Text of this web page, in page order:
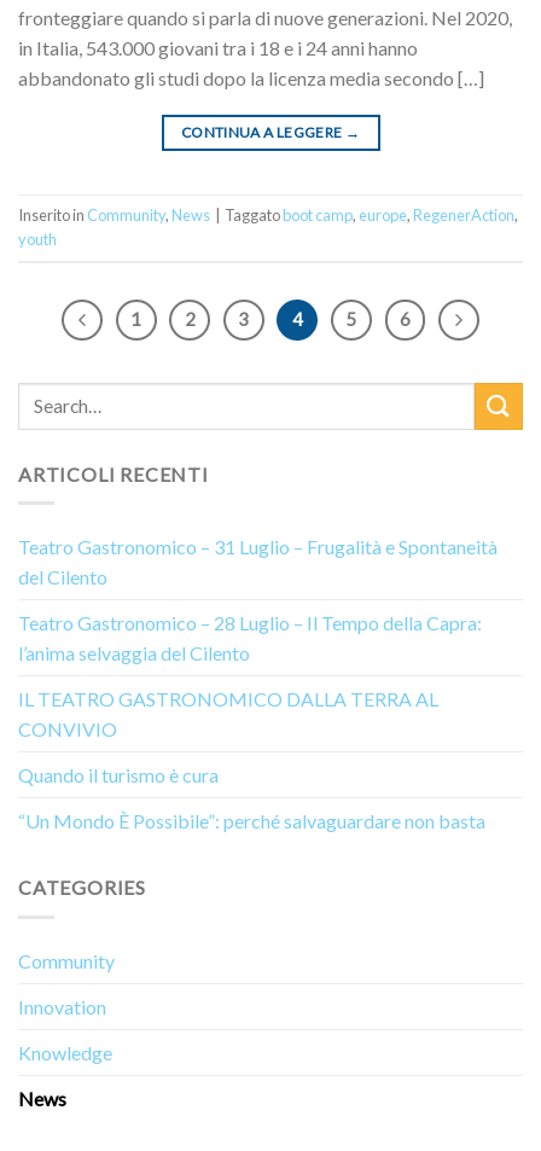
fronteggiare quando si parla di nuove generazioni. Nel 2020,
in Italia, 543.000 giovani tra i 18 e i 24 anni hanno
abbandonato gli studi dopo la licenza media secondo […]
CONTINUA A LEGGERE →
Inserito in Community, News Taggatoboot camp, europe, RegenerAction,
youth
1 2 3 4 5 6
ARTICOLI RECENTI
Teatro Gastronomico – 31 Luglio – Frugalità e Spontaneità
del Cilento
Teatro Gastronomico – 28 Luglio – Il Tempo della Capra:
l’anima selvaggia del Cilento
IL TEATRO GASTRONOMICO DALLA TERRA AL
CONVIVIO
Quando il turismo è cura
“Un Mondo È Possibile”: perché salvaguardare non basta
CATEGORIES
Community
Innovation
Knowledge
News